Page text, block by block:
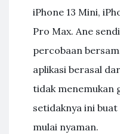
iPhone 13 Mini,
Pro Max. Ane
percobaan
aplikasi berasal
tidak menemukan
setidaknya ini
mulai nyaman.